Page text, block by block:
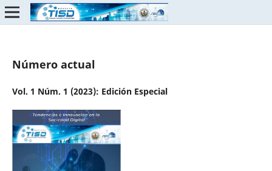
Número actual
Vol. 1 Núm. 1 (2023): Edición Especial